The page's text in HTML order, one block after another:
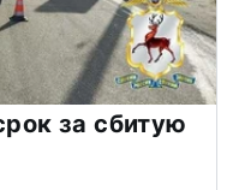
за сбитую